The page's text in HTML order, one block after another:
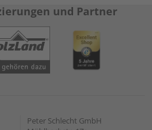
und Partner
Peter Schlecht GmbH